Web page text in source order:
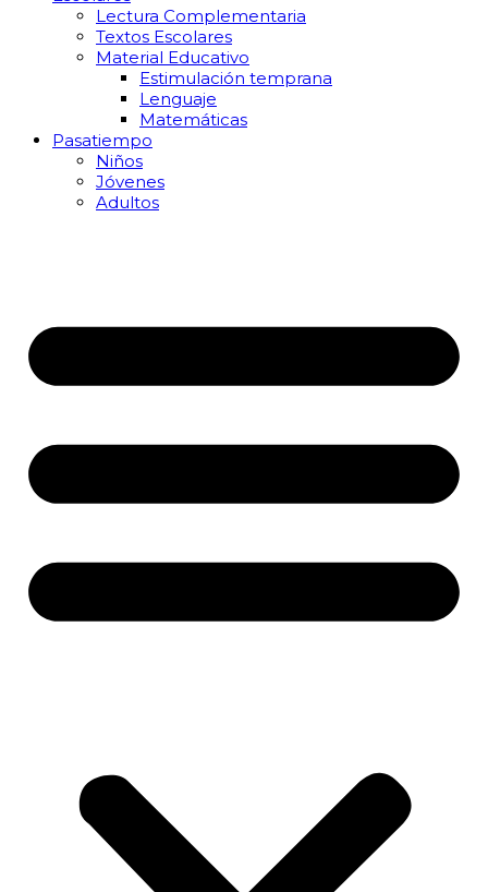
Lectura Complementaria
Textos Escolares
Material Educativo
Estimulación temprana
Lenguaje
Matemáticas
Pasatiempo
Niños
Jóvenes
Adultos